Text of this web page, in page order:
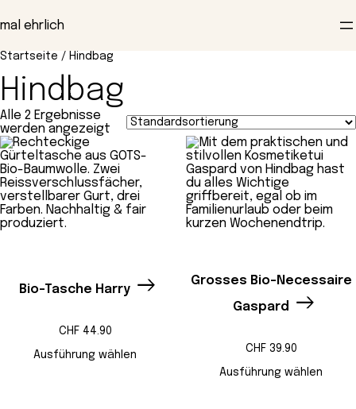
Inhalt
springen
mal ehrlich
Startseite / Hindbag
Hindbag
Alle 2 Ergebnisse
werden angezeigt
Bio-Tasche Harry
CHF 44.90
Ausführung wählen
Grosses Bio-Necessaire
Gaspard
CHF 39.90
Ausführung wählen